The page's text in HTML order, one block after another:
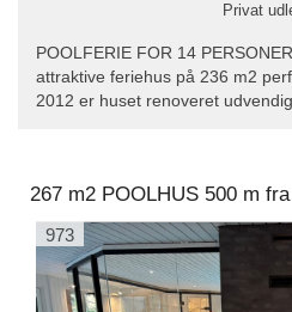
Privat
POOLFERIE FOR 14
attraktive feriehus på 236 m2
2012 er huset renoveret udvendig
973